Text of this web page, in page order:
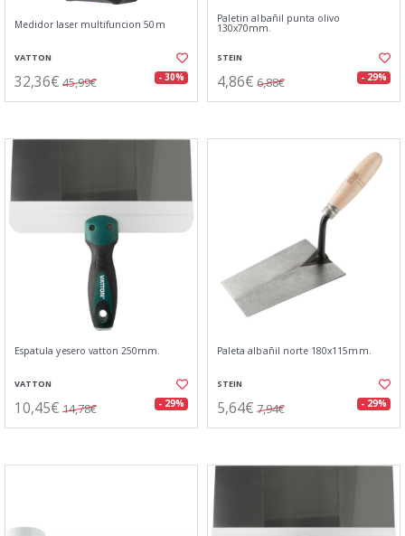
Medidor laser multifuncion 50m
VATTON
32,36€ 45,99€ - 30%
Paletin albañil punta olivo
130x70mm.
STEIN
4,86€ 6,88€ - 29%
Espatula yesero vatton 250mm.
VATTON
10,45€ 14,78€ - 29%
Paleta albañil norte 180x115mm.
STEIN
5,64€ 7,94€ - 29%